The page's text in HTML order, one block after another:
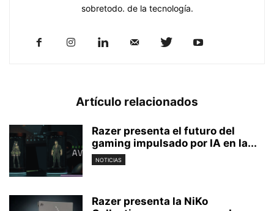
sobretodo. de la tecnología.
Artículo relacionados
Razer presenta el futuro del
gaming impulsado por IA en la...
NOTICIAS
Razer presenta la NiKo